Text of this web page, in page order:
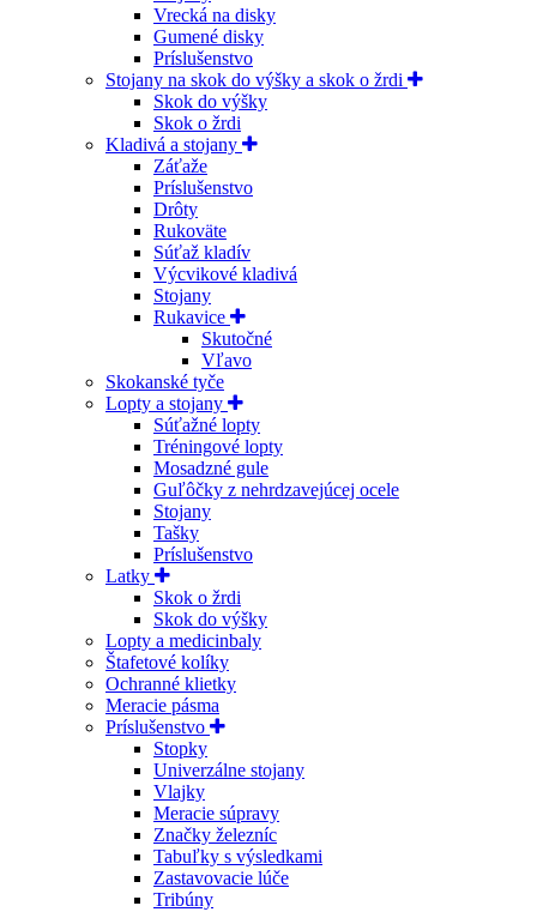
Vrecká na disky
Gumené disky
Príslušenstvo
Stojany na skok do výšky a skok o žrdi
Skok do výšky
Skok o žrdi
Kladivá a stojany
Záťaže
Príslušenstvo
Drôty
Rukoväte
Súťaž kladív
Výcvikové kladivá
Stojany
Rukavice
Skutočné
Vľavo
Skokanské tyče
Lopty a stojany
Súťažné lopty
Tréningové lopty
Mosadzné gule
Guľôčky z nehrdzavejúcej ocele
Stojany
Tašky
Príslušenstvo
Latky
Skok o žrdi
Skok do výšky
Lopty a medicinbaly
Štafetové kolíky
Ochranné klietky
Meracie pásma
Príslušenstvo
Stopky
Univerzálne stojany
Vlajky
Meracie súpravy
Značky železníc
Tabuľky s výsledkami
Zastavovacie lúče
Tribúny